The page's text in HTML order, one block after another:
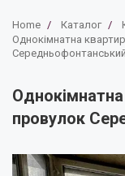
Home / Каталог /
Однокімнатна
провулок